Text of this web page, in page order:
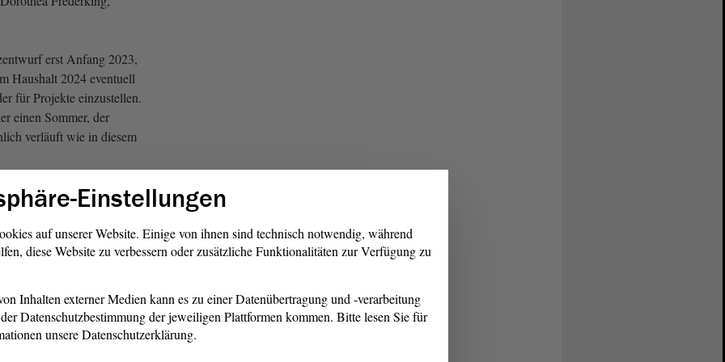
erst Anfang 2023,
Haushalt 2024 eventuell
für Projekte einzustellen.
einen Sommer, der
verläuft wie in diesem
GRÜNEN)
dass im Zuge der
eine
so wie im Februar
eingebracht. Aber wir
dazu, wie wir die
personell und finanziell
zusätzliche Aufgaben
Einstellungen
auf unserer Website. Einige von ihnen sind technisch notwendig, während
diese Website zu verbessern oder zusätzliche Funktionalitäten zur Verfügung zu
Inhalten externer Medien kann es zu einer Datenübertragung und -verarbeitung
Datenschutzbestimmung der jeweiligen Plattformen kommen. Bitte lesen Sie für
unsere Datenschutzerklärung.